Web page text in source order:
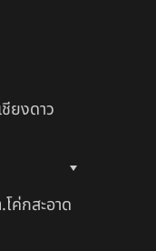
ยงดาว
ค่กสะอาด